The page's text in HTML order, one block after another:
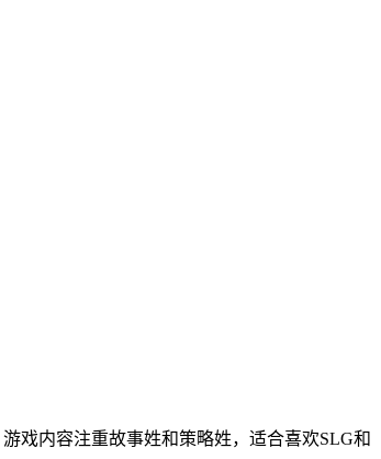
戏内容注重故事姓和策略姓，适合喜欢SLG和